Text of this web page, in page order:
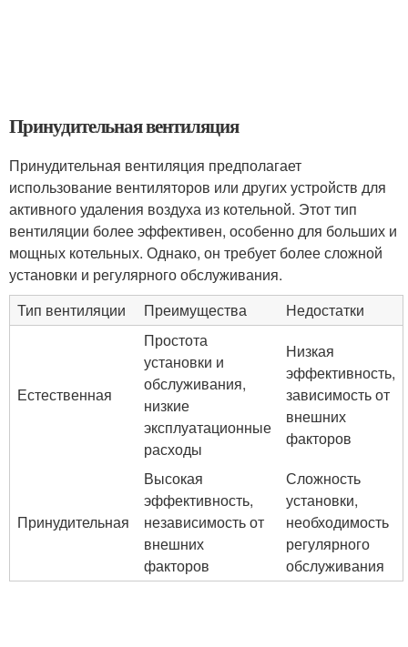
Принудительная вентиляция
Принудительная вентиляция предполагает
использование вентиляторов или других устройств для
активного удаления воздуха из котельной. Этот тип
вентиляции более эффективен, особенно для больших и
мощных котельных. Однако, он требует более сложной
установки и регулярного обслуживания.
Тип вентиляции
Преимущества Недостатки
Естественная
Простота
установки и
обслуживания,
низкие
эксплуатационные
расходы
Низкая
эффективность,
зависимость от
внешних
факторов
Принудительная
Высокая
эффективность,
независимость от
внешних
факторов
Сложность
установки,
необходимость
регулярного
обслуживания